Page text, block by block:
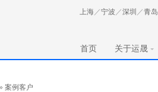
上海／宁波 ／深圳 ／青岛
首页 关于运晟
案例客户